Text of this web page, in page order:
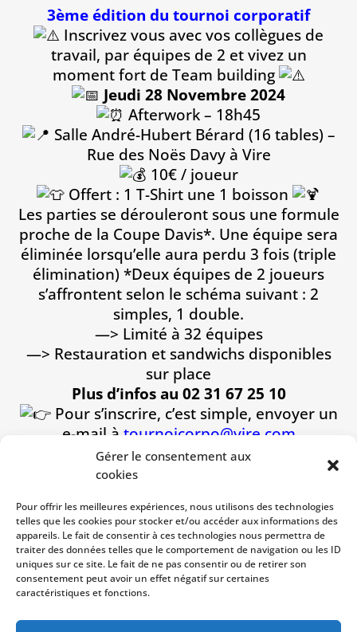
Gérer le consentement aux
cookies
Pour offrir les meilleures expériences, nous utilisons des technologies
telles que les cookies pour stocker et/ou accéder aux informations des
appareils. Le fait de consentir à ces technologies nous permettra de
traiter des données telles que le comportement de navigation ou les ID
uniques sur ce site. Le fait de ne pas consentir ou de retirer son
consentement peut avoir un effet négatif sur certaines
caractéristiques et fonctions.
3ème édition du tournoi corporatif
Inscrivez vous avec vos collègues de
travail, par équipes de 2 et vivez un
moment fort de Team building
Jeudi 28 Novembre 2024
Afterwork – 18h45
Salle André-Hubert Bérard (16 tables) –
Rue des Noës Davy à Vire
10€ / joueur
Offert : 1 T-Shirt une 1 boisson
Les parties se dérouleront sous une formule
proche de la Coupe Davis*. Une équipe sera
éliminée lorsqu’elle aura perdu 3 fois (triple
élimination) *Deux équipes de 2 joueurs
s’affrontent selon le schéma suivant : 2
simples, 1 double.
—> Limité à 32 équipes
—> Restauration et sandwichs disponibles
sur place
Plus d’infos au 02 31 67 25 10
Pour s’inscrire, c’est simple, envoyer un
e-mail à tournoicorpo@vire.com
Inscriptions uniquement par mail
𝑃𝑜𝑢𝑟 𝑡𝑜𝑢𝑡𝑒 𝑖𝑛𝑠𝑐𝑟𝑖𝑝𝑡𝑖𝑜𝑛, 𝑢𝑛𝑒 𝑐𝑜𝑛𝑓𝑖𝑟𝑚𝑎𝑡𝑖𝑜𝑛 𝑣𝑜𝑢𝑠 𝑠𝑒𝑟𝑎
𝐷𝑎𝑡𝑒 𝑙𝑖𝑚𝑖𝑡𝑒 𝑑’𝑖𝑛𝑠𝑐𝑟𝑖𝑝𝑡𝑖𝑜𝑛 𝑓𝑖𝑥𝑒́𝑒 𝑎𝑢 𝐿𝑢𝑛𝑑𝑖 25
𝑁𝑜𝑣𝑒𝑚𝑏𝑟𝑒 2024, 18ℎ.
𝐼𝑛𝑑𝑖𝑞𝑢𝑒𝑟 𝑙𝑒 𝑃𝑟𝑒́𝑛𝑜𝑚 𝑒𝑡 𝑙𝑒 𝑁𝑜𝑚 𝑑𝑒𝑠 2 𝑗𝑜𝑢𝑒𝑢𝑟𝑠 𝑑𝑒
𝑙’𝑒́𝑞𝑢𝑖𝑝𝑒, 𝑙𝑒𝑠 2 𝑡𝑎𝑖𝑙𝑙𝑒𝑠 𝑝𝑜𝑢𝑟 𝑙𝑒 𝑡𝑒𝑒-𝑠ℎ𝑖𝑟𝑡 𝑜𝑓𝑓𝑒𝑟𝑡, 𝑢𝑛
𝑛𝑢𝑚𝑒́𝑟𝑜 𝑑𝑒 𝑡𝑒́𝑙𝑒́𝑝ℎ𝑜𝑛𝑒 𝑒𝑡 𝑙𝑒 𝑛𝑜𝑚 𝑑𝑒 𝑙𝑎 𝑐𝑜𝑟𝑝𝑜𝑟𝑎𝑡𝑖𝑜𝑛